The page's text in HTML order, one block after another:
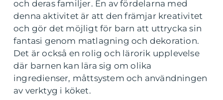
och deras familjer. En av fördelarna med
denna aktivitet är att den främjar kreativitet
och gör det möjligt för barn att uttrycka sin
fantasi genom matlagning och dekoration.
Det är också en rolig och lärorik upplevelse
där barnen kan lära sig om olika
ingredienser, måttsystem och användningen
av verktyg i köket.